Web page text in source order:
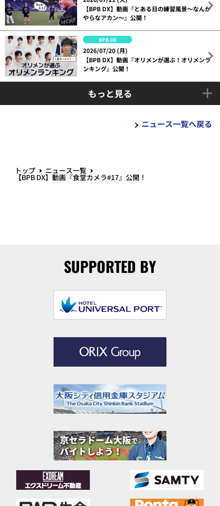
【BPB DX】動画『とある日の練習風景～なんか
やらなアカン～』公開！
BPB DX
2026/07/20 (月)
【BPB DX】動画『オリメンが選ぶ！オリメンラ
ンキング』公開！
もっと見る
ニュース一覧へ戻る
トップ ニュース一覧
【BPB DX】動画『食堂カメラ#17』公開！
SUPPORTED BY